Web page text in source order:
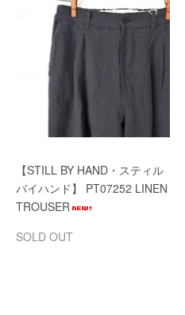
【STILL BY HAND・スティル
バイハンド】 PT07252 LINEN
TROUSER
SOLD OUT